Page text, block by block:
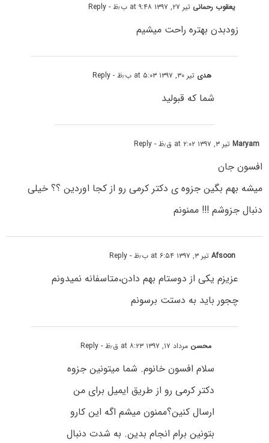
یعقوب رحمانی تیر ۲۷, ۱۳۹۷ at ۹:۴۸ ب٫ظ - Reply
زودبدن بهتره راحت میشیم
هدی تیر ۳۰, ۱۳۹۷ at ۵:۰۳ ب٫ظ - Reply
شما که قبولید
Maryamتیر ۳, ۱۳۹۷ at ۲:۰۲ ق٫ظ - Reply
افسون جان
میشه بهم بگین جزوه ی دکتر کرمی رو از کجا اوردین ؟؟ خیلی
دنبال جزوشم !!! ممنونم
Afsoonتیر ۳, ۱۳۹۷ at ۶:۵۴ ب٫ظ - Reply
عزیزم یکی از دوستام بهم دادن،متاسفانه نمیدونم
چجور باید به دستت برسونم
محسن مرداد ۱۷, ۱۳۹۷ at ۸:۲۳ ق٫ظ - Reply
سلام افسون خانوم. شما میتونین جزوه
دکتر کرمی رو از طریق ایمیل برای من
ارسال کنین؟ممنون میشم اگه این کارو
بتونین برام انجام بدین. به شدت دنبال